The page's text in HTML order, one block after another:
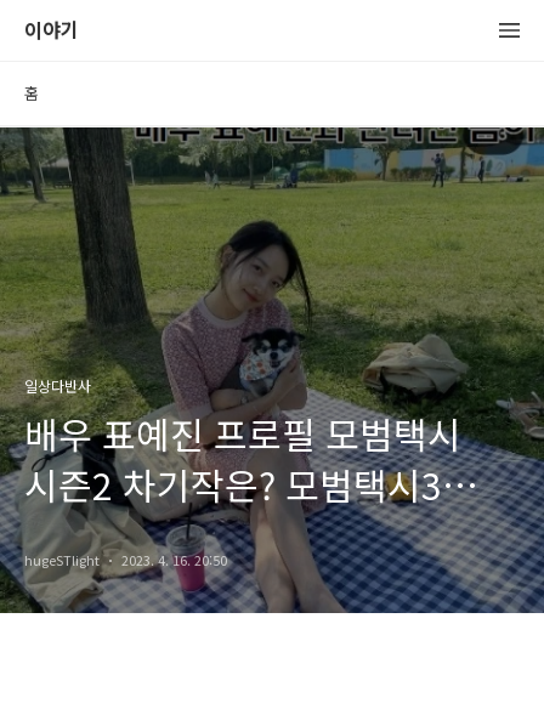
이야기
홈
일상다반사
배우 표예진 프로필 모범택시
시즌2 차기작은? 모범택시3
확정?
hugeSTlight 2023. 4. 16. 20:50